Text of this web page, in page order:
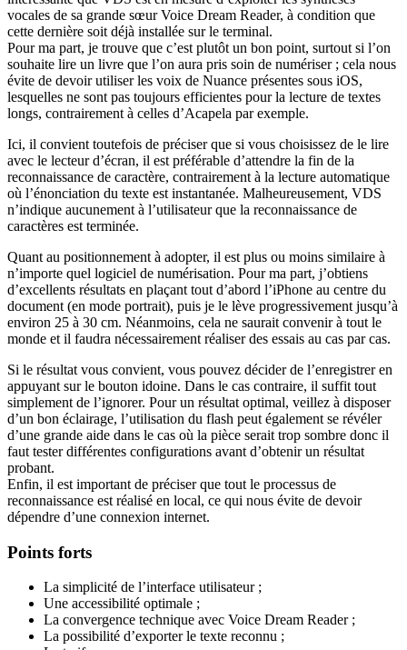
vocales de sa grande sœur Voice Dream Reader, à condition que
cette dernière soit déjà installée sur le terminal.
Pour ma part, je trouve que c’est plutôt un bon point, surtout si l’on
souhaite lire un livre que l’on aura pris soin de numériser ; cela nous
évite de devoir utiliser les voix de Nuance présentes sous iOS,
lesquelles ne sont pas toujours efficientes pour la lecture de textes
longs, contrairement à celles d’Acapela par exemple.
Ici, il convient toutefois de préciser que si vous choisissez de le lire
avec le lecteur d’écran, il est préférable d’attendre la fin de la
reconnaissance de caractère, contrairement à la lecture automatique
où l’énonciation du texte est instantanée. Malheureusement, VDS
n’indique aucunement à l’utilisateur que la reconnaissance de
caractères est terminée.
Quant au positionnement à adopter, il est plus ou moins similaire à
n’importe quel logiciel de numérisation. Pour ma part, j’obtiens
d’excellents résultats en plaçant tout d’abord l’iPhone au centre du
document (en mode portrait), puis je le lève progressivement jusqu’à
environ 25 à 30 cm. Néanmoins, cela ne saurait convenir à tout le
monde et il faudra nécessairement réaliser des essais au cas par cas.
Si le résultat vous convient, vous pouvez décider de l’enregistrer en
appuyant sur le bouton idoine. Dans le cas contraire, il suffit tout
simplement de l’ignorer. Pour un résultat optimal, veillez à disposer
d’un bon éclairage, l’utilisation du flash peut également se révéler
d’une grande aide dans le cas où la pièce serait trop sombre donc il
faut tester différentes configurations avant d’obtenir un résultat
probant.
Enfin, il est important de préciser que tout le processus de
reconnaissance est réalisé en local, ce qui nous évite de devoir
dépendre d’une connexion internet.
Points forts
La simplicité de l’interface utilisateur ;
Une accessibilité optimale ;
La convergence technique avec Voice Dream Reader ;
La possibilité d’exporter le texte reconnu ;